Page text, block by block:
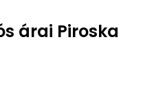
árai Piroska